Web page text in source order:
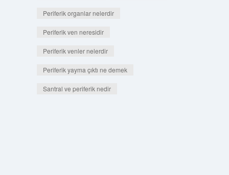
Periferik organlar nelerdir
Periferik ven neresidir
Periferik venler nelerdir
Periferik yayma çıktı ne demek
Santral ve periferik nedir